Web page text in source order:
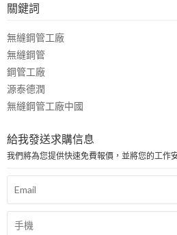
關鍵詞
無縫鋼管工廠
無縫鋼管
鋼管工廠
源泰德潤
無縫鋼管工廠中國
給我發送求購信息
我們將為您提供快速免費報價，並將您的工作